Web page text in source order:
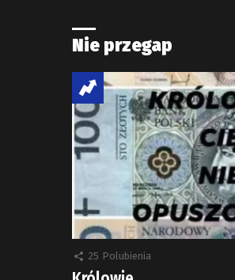
Nie przegap
25 Polubienia